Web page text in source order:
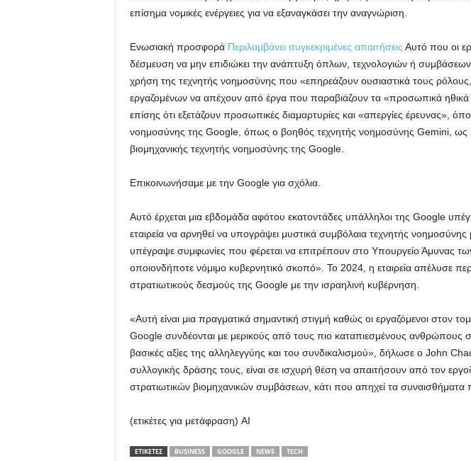
επίσημα νομικές ενέργειες για να εξαναγκάσει την αναγνώριση.
Ενωσιακή προσφορά Περιλαμβάνει συγκεκριμένες απαιτήσεις Αυτό που οι
δέσμευση να μην επιδιώκει την ανάπτυξη όπλων, τεχνολογιών ή
χρήση της τεχνητής νοημοσύνης που «επηρεάζουν ουσιαστικά τους
εργαζομένων να απέχουν από έργα που παραβιάζουν τα «προσωπικά
επίσης ότι εξετάζουν προσωπικές διαμαρτυρίες και «απεργίες έρευνας»,
νοημοσύνης της Google, όπως ο βοηθός τεχνητής νοημοσύνης Gemini, ως
βιομηχανικής τεχνητής νοημοσύνης της Google.
Επικοινωνήσαμε με την Google για σχόλια.
Αυτό έρχεται μια εβδομάδα αφότου εκατοντάδες υπάλληλοι της Google
εταιρεία να αρνηθεί να υπογράψει μυστικά συμβόλαια τεχνητής
υπέγραψε συμφωνίες που φέρεται να επιτρέπουν στο Υπουργείο Άμυνας
οποιονδήποτε νόμιμο κυβερνητικό σκοπό». Το 2024, η εταιρεία απέλυσε
στρατιωτικούς δεσμούς της Google με την ισραηλινή κυβέρνηση.
«Αυτή είναι μια πραγματικά σημαντική στιγμή καθώς οι εργαζόμενοι στον
Google συνδέονται με μερικούς από τους πιο καταπιεσμένους ανθρώπους
βασικές αξίες της αλληλεγγύης και του συνδικαλισμού», δήλωσε ο John
συλλογικής δράσης τους, είναι σε ισχυρή θέση να απαιτήσουν από τον
στρατιωτικών βιομηχανικών συμβάσεων, κάτι που απηχεί τα
(ετικέτες για μετάφραση) AI
ΕΤΙΚΕΤΕΣ BUSINESS GOOGLE NEWS TECH